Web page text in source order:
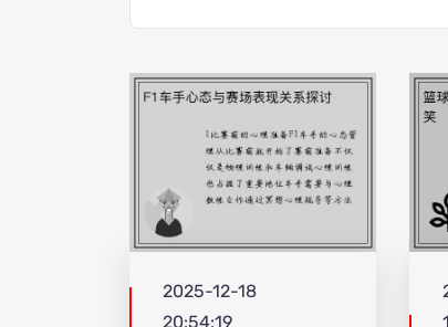
2025-12-18
20:54:19